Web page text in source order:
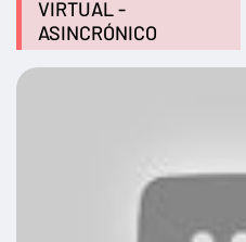
VIRTUAL -
ASINCRÓNICO